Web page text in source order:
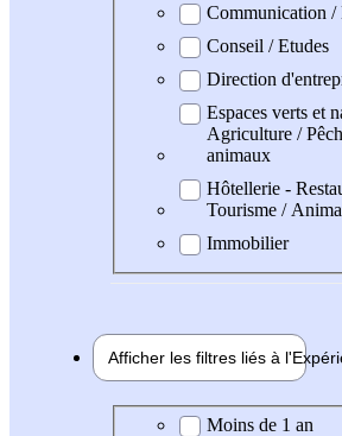
Communication /
Conseil / Etudes
Direction
Espaces verts et
Agriculture /
animaux
Hôtellerie -
Tourisme /
Immobilier
Afficher les filtres liés à l'
Expérience demandée
Moins de 1 an